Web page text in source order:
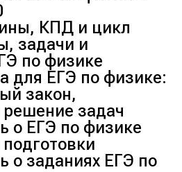
КПД и цикл
задачи и
по физике
для ЕГЭ по физике:
закон,
задач
о ЕГЭ по физике
о заданиях ЕГЭ по